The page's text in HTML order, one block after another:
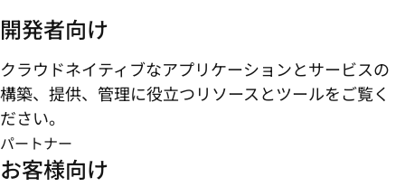
開発者向け
クラウドネイティブなアプリケーションとサービスの
構築、提供、管理に役立つリソースとツールをご覧く
ださい。
パートナー
お客様向け